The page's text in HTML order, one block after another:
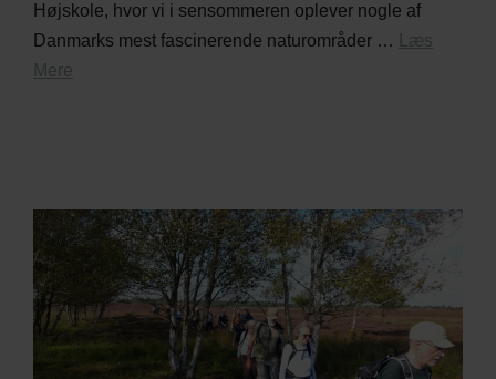
Højskole, hvor vi i sensommeren oplever nogle af
Danmarks mest fascinerende naturområder …
Læs
Mere